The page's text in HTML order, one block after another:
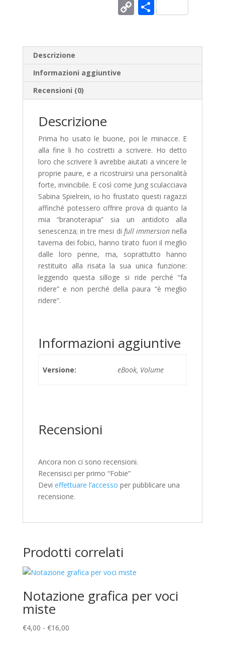
b
o
k
er e
n
e
d
t
u
m
r
h
at
A
p
p
a
m
C
Li
n
k
C
vi
di
Descrizione
Informazioni aggiuntive
Recensioni (0)
Descrizione
Prima ho usato le buone, poi le minacce. E
alla fine li ho costretti a scrivere. Ho detto
loro che scrivere li avrebbe aiutati a vincere le
proprie paure, e a ricostruirsi una personalità
forte, invincibile. E così come Jung sculacciava
Sabina Spielrein, io ho frustato questi ragazzi
affinché potessero offrire prova di quanto la
mia “branoterapia” sia un antidoto alla
senescenza; in tre mesi di full immersion nella
taverna dei fobici, hanno tirato fuori il meglio
dalle loro penne, ma, soprattutto hanno
restituito alla risata la sua unica funzione:
leggendo questa silloge si ride perché “fa
ridere” e non perché della paura “è meglio
ridere”.
Informazioni aggiuntive
Versione: eBook, Volume
Recensioni
Ancora non ci sono recensioni.
Recensisci per primo “Fobie”
Devi effettuare l’accesso per pubblicare una
recensione.
Prodotti correlati
Notazione grafica per voci
miste
€4,00 - €16,00Fascia